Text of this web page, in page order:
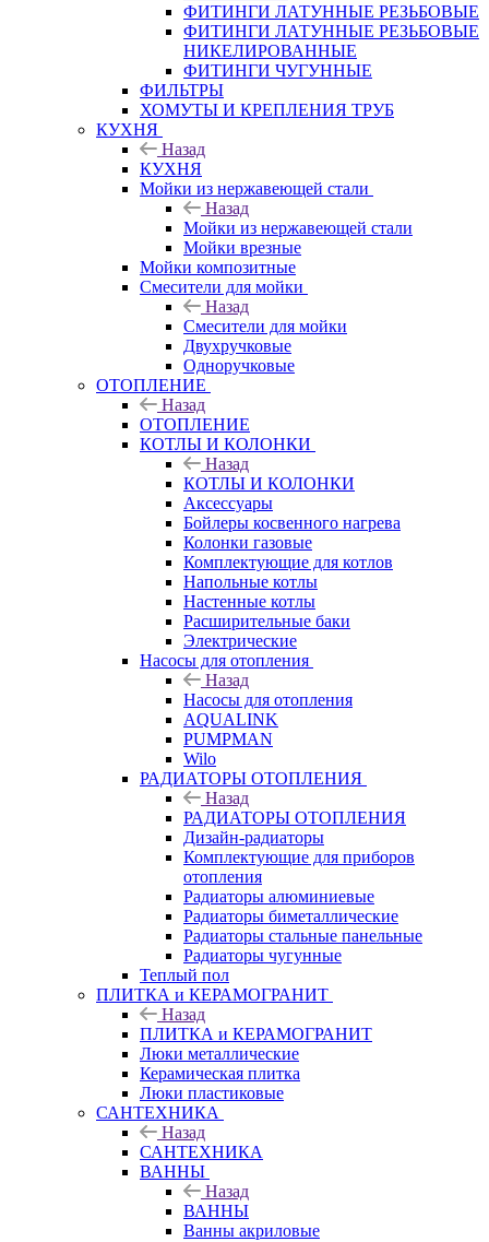
ФИТИНГИ ЛАТУННЫЕ РЕЗЬБОВЫЕ
ФИТИНГИ ЛАТУННЫЕ РЕЗЬБОВЫЕ
НИКЕЛИРОВАННЫЕ
ФИТИНГИ ЧУГУННЫЕ
ФИЛЬТРЫ
ХОМУТЫ И КРЕПЛЕНИЯ ТРУБ
КУХНЯ
Назад
КУХНЯ
Мойки из нержавеющей стали
Назад
Мойки из нержавеющей стали
Мойки врезные
Мойки композитные
Смесители для мойки
Назад
Смесители для мойки
Двухручковые
Одноручковые
ОТОПЛЕНИЕ
Назад
ОТОПЛЕНИЕ
КОТЛЫ И КОЛОНКИ
Назад
КОТЛЫ И КОЛОНКИ
Аксессуары
Бойлеры косвенного нагрева
Колонки газовые
Комплектующие для котлов
Напольные котлы
Настенные котлы
Расширительные баки
Электрические
Насосы для отопления
Назад
Насосы для отопления
AQUALINK
PUMPMAN
Wilo
РАДИАТОРЫ ОТОПЛЕНИЯ
Назад
РАДИАТОРЫ ОТОПЛЕНИЯ
Дизайн-радиаторы
Комплектующие для приборов
отопления
Радиаторы алюминиевые
Радиаторы биметаллические
Радиаторы стальные панельные
Радиаторы чугунные
Теплый пол
ПЛИТКА и КЕРАМОГРАНИТ
Назад
ПЛИТКА и КЕРАМОГРАНИТ
Люки металлические
Керамическая плитка
Люки пластиковые
САНТЕХНИКА
Назад
САНТЕХНИКА
ВАННЫ
Назад
ВАННЫ
Ванны акриловые